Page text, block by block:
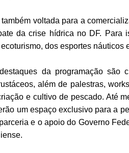
voltada para a
da crise hídrica no DF. Para
dos esportes náuticos
da programação são
além de palestras,
e cultivo de pescado. Até
um espaço exclusivo para a
e o apoio do Governo